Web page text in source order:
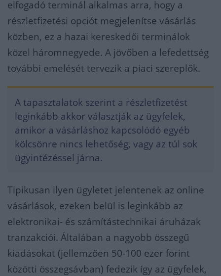
elfogadó terminál alkalmas arra, hogy a
részletfizetési opciót megjelenítse vásárlás
közben, ez a hazai kereskedői terminálok
közel háromnegyede. A jövőben a lefedettség
további emelését tervezik a piaci szereplők.
A tapasztalatok szerint a részletfizetést
leginkább akkor választják az ügyfelek,
amikor a vásárláshoz kapcsolódó egyéb
kölcsönre nincs lehetőség, vagy az túl sok
ügyintézéssel járna.
Tipikusan ilyen ügyletet jelentenek az online
vásárlások, ezeken belül is leginkább az
elektronikai- és számítástechnikai áruházak
tranzakciói. Általában a nagyobb összegű
kiadásokat (jellemzően 50-100 ezer forint
közötti összegsávban) fedezik így az ügyfelek,